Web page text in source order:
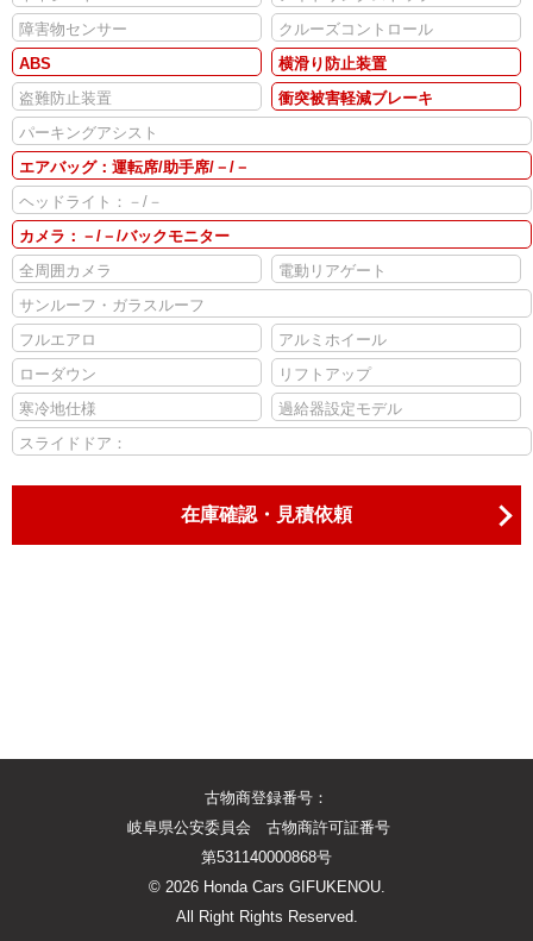
障害物センサー
クルーズコントロール
ABS
横滑り防止装置
盗難防止装置
衝突被害軽減ブレーキ
パーキングアシスト
エアバッグ：運転席/助手席/－/－
ヘッドライト：－/－
カメラ：－/－/バックモニター
全周囲カメラ
電動リアゲート
サンルーフ・ガラスルーフ
フルエアロ
アルミホイール
ローダウン
リフトアップ
寒冷地仕様
過給器設定モデル
スライドドア：
在庫確認・見積依頼
古物商登録番号：
岐阜県公安委員会 古物商許可証番号
第531140000868号
© 2026 Honda Cars GIFUKENOU.
All Right Rights Reserved.